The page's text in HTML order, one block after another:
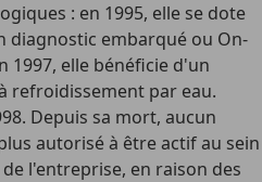
: en 1995, elle se dote
embarqué ou On-
1997, elle bénéficie d'un
refroidissement par eau.
Depuis sa mort, aucun
autorisé à être actif au sein
l'entreprise, en raison des